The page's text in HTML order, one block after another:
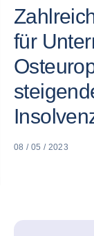
für
08 / 05 / 2023